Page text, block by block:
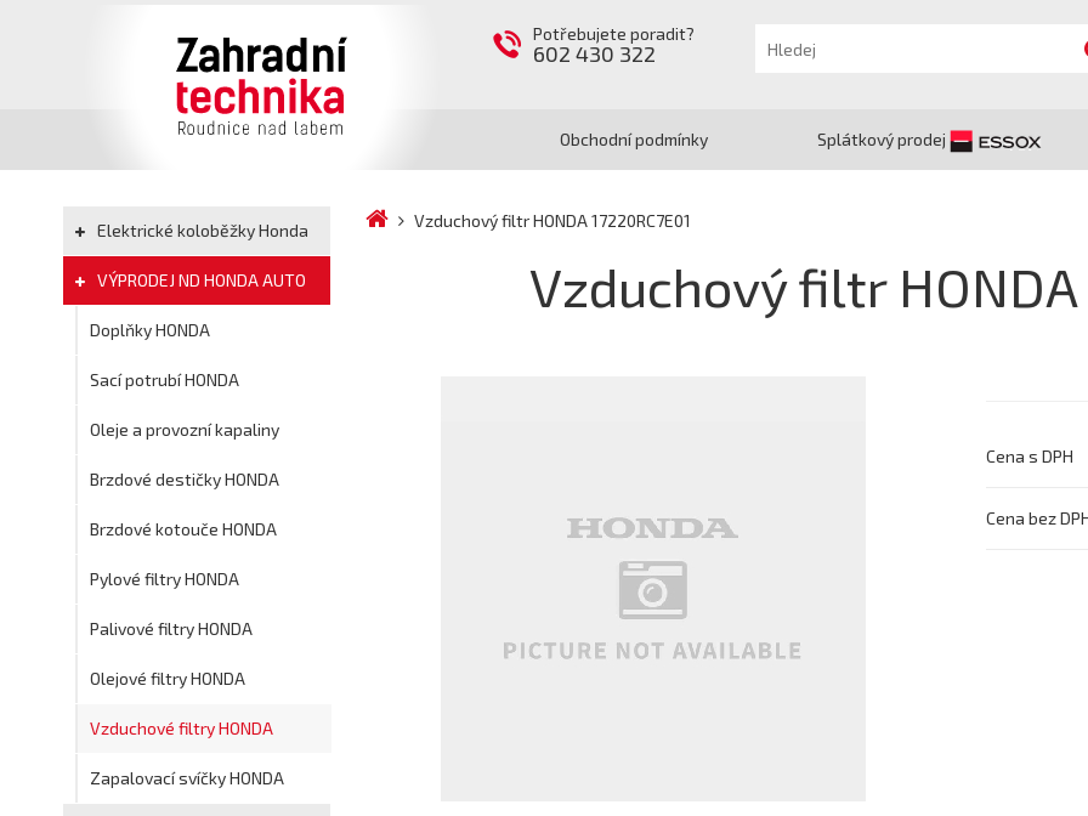
Potřebujete poradit?
602 430 322
Obchodní podmínky Splátkový prodej
Elektrické koloběžky Honda
VÝPRODEJ ND HONDA AUTO
Doplňky HONDA
Sací potrubí HONDA
Oleje a provozní kapaliny
Brzdové destičky HONDA
Brzdové kotouče HONDA
Pylové filtry HONDA
Palivové filtry HONDA
Olejové filtry HONDA
Vzduchové filtry HONDA
Zapalovací svíčky HONDA
Vzduchový filtr HONDA 17220RC7E01
Vzduchový filtr HONDA
Cena s DPH
Cena bez